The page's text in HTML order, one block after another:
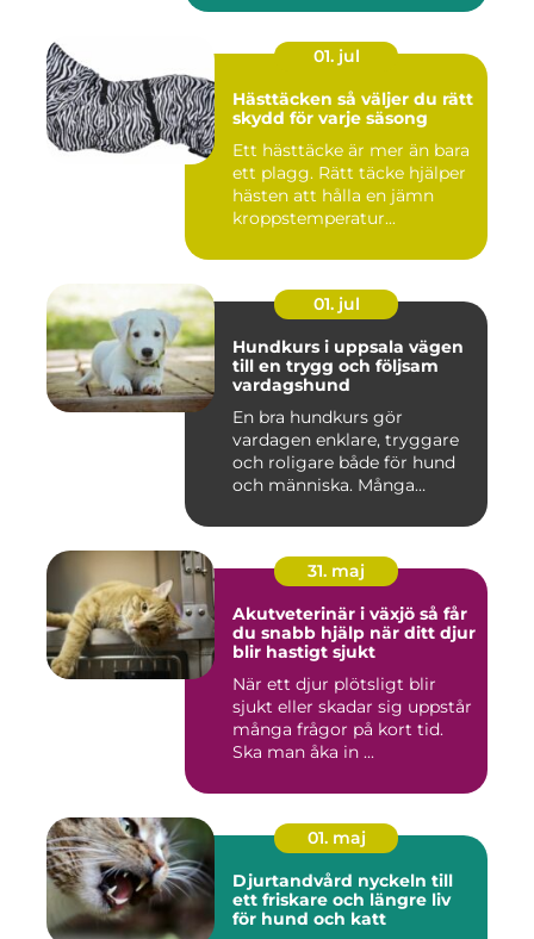
01. jul
Hästtäcken så väljer du rätt
skydd för varje säsong
Ett hästtäcke är mer än bara
ett plagg. Rätt täcke hjälper
hästen att hålla en jämn
kroppstemperatur...
01. jul
Hundkurs i uppsala vägen
till en trygg och följsam
vardagshund
En bra hundkurs gör
vardagen enklare, tryggare
och roligare både för hund
och människa. Många
31. maj
Akutveterinär i växjö så får
du snabb hjälp när ditt djur
blir hastigt sjukt
När ett djur plötsligt blir
sjukt eller skadar sig uppstår
många frågor på kort tid.
Ska man åka in ...
01. maj
Djurtandvård nyckeln till
ett friskare och längre liv
för hund och katt